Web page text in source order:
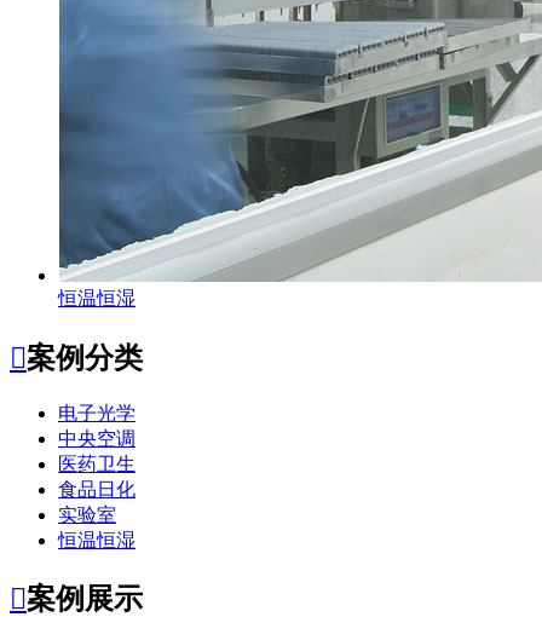
恒温恒湿
案例分类
电子光学
中央空调
医药卫生
食品日化
实验室
恒温恒湿
案例展示